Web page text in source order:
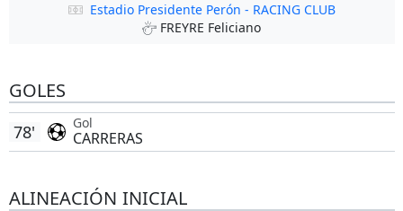
Estadio Presidente Perón - RACING CLUB
FREYRE Feliciano
GOLES
Gol
CARRERAS
78'
ALINEACIÓN INICIAL